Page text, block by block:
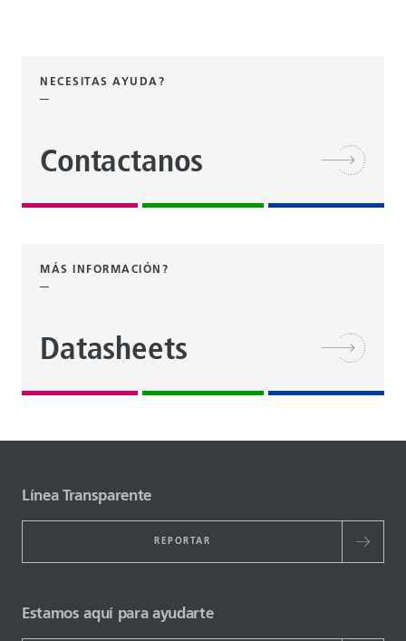
NECESITAS AYUDA?
Contactanos
MÁS INFORMACIÓN?
Datasheets
Línea Transparente
REPORTAR
Estamos aquí para ayudarte